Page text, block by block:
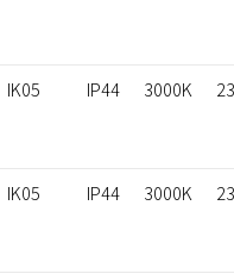
3000K
IP44
IK05
3000K
IP44
IK05